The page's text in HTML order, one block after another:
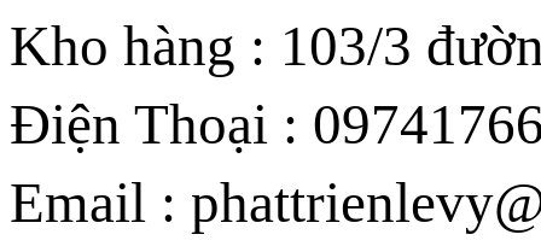
Kho hàng : 103/3
Điện Thoại :
Email :